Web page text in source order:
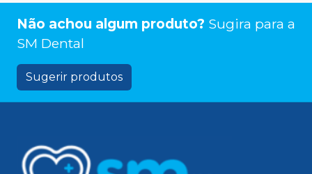
Não achou algum produto? Sugira para a
SM Dental
Sugerir produtos